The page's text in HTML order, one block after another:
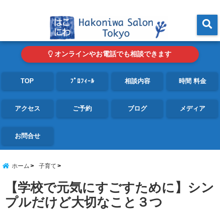
オンラインやお電話でも相談できます
TOP ﾌﾟﾛﾌｨｰﾙ 相談内容 時間 料金
アクセス ご予約 ブログ メディア
お問合せ
ホーム 子育て
【学校で元気にすごすために】シン
プルだけど大切なこと３つ